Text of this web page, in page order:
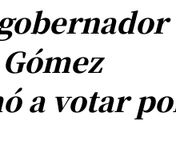
a votar